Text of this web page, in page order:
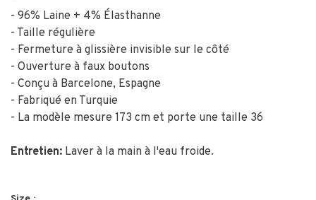
- 96% Laine + 4% Élasthanne
- Taille régulière
- Fermeture à glissière invisible sur le côté
- Ouverture à faux boutons
- Conçu à Barcelone, Espagne
- Fabriqué en Turquie
- La modèle mesure 173 cm et porte une taille 36
Entretien: Laver à la main à l'eau froide.